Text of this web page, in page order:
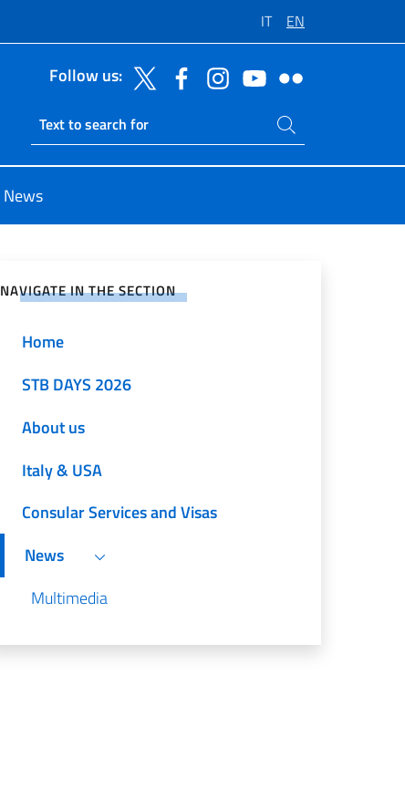
IT EN
Follow us:
Ricerca sito live
Search on site
News
NAVIGATE IN THE SECTION
Home
STB DAYS 2026
About us
Italy & USA
Consular Services and Visas
News
Multimedia